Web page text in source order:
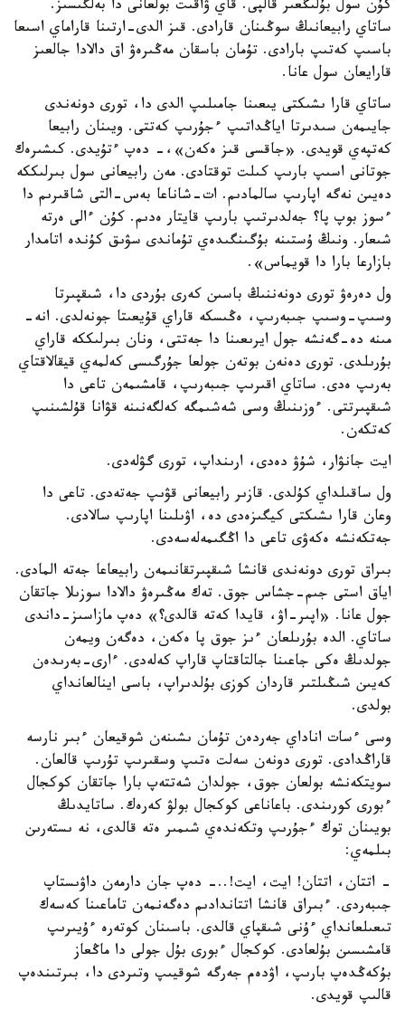
كۇن سول بۇلىڭعىر قالپى. قاي ۋاقىت بولعانى دا بەلگىسىز.
ساتاي رابيعانىڭ سوڭىنان قارادى. قىز الدى-ارتىنا قاراماي اسىعا
باسىپ كەتىپ بارادى. تۇمان باسقان مەڭىرەۋ اق دالادا جالعىز
قارايعان سول عانا.
ساتاي قارا ىشىكتى يىعىنا جامىلىپ الدى دا، تورى دونەندى
جايىمەن سىدىرتا اياڭداتىپ ءجۇرىپ كەتتى. ويىنان رابيعا
كەتپەي قويدى. «جاقسى قىز ەكەن»،- دەپ ءتۇيدى. كىشىرەك
جوتانى اسىپ بارىپ كىلت توقتادى. مەن رابيعانى سول بىرلىككە
دەيىن نەگە اپارىپ سالمادىم. ات-شاناعا بەس-التى شاقىرىم دا
ءسوز بوپ پا؟ جەلدىرتىپ بارىپ قايتار ەدىم. كۇن ءالى ەرتە
شىعار. ونىڭ ۇستىنە بۇگىنگىدەي تۇماندى سۋىق كۇندە اتامدار
بازارعا بارا دا قويماس».
ول دەرەۋ تورى دونەننىڭ باسىن كەرى بۇردى دا، شىقپىرتا
وسىپ-وسىپ جىبەرىپ، ەڭىسكە قاراي قۇيعىتا جونەلدى. انە-
مىنە دە-گەنشە جول ايرىعىنا دا جەتتى، ونان بىرلىككە قاراي
بۇرىلدى. تورى دەنەن بوتەن جولعا جۇرگىسى كەلمەي قيقالاقتاي
بەرىپ ەدى. ساتاي اقىرىپ جىبەرىپ، قامشىمەن تاعى دا
شىقپىرتتى. ءوزىنىڭ وسى شەشىمگە كەلگەنىنە قۋانا قۇلشىنىپ
كەتكەن.
ايت جانۋار، شۇۋ دەدى، ارىنداپ، تورى گۋلەدى.
ول ساقىلداي كۇلدى. قازىر رابيعانى قۋىپ جەتەدى. تاعى دا
وعان قارا ىشىكتى كيگىزەدى دە، اۋىلىنا اپارىپ سالادى.
جەتكەنشە ەكەۋى تاعى دا اڭگىمەلەسەدى.
بىراق تورى دونەندى قانشا شىقپىرتقانىمەن رابيعاعا جەتە المادى.
اياق استى جىم-جشاس جوق. تەك مەڭىرەۋ دالادا سوزىلا جاتقان
جول عانا. «اپىر-اۋ، قايدا كەتە قالدى؟» دەپ مازاسىز-داندى
ساتاي. الدە بۇرىلعان ءىز جوق پا ەكەن، دەگەن ويمەن
جولدىڭ ەكى جاعىنا جالتاقتاپ قاراپ كەلەدى. ءارى-بەرىدەن
كەيىن شىڭىلتىر قاردان كوزى بۇلدىراپ، باسى اينالعانداي
بولدى.
وسى ءسات اناداي جەردەن تۇمان ىشىنەن شوقيعان ءبىر نارسە
قاراڭدادى. تورى دونەن سەلت ەتىپ وسقىرىپ تۇرىپ قالعان.
سويتكەنشە بولعان جوق، جولدان شەتتەپ بارا جاتقان كوكجال
ءبورى كورىندى. باعاناعى كوكجال بولۋ كەرەك. ساتايدىڭ
بويىنان توك ءجۇرىپ وتكەندەي شىمىر ەتە قالدى، نە ىستەرىن
بىلمەي:
- اتتان، اتتان! ايت، ايت!..- دەپ جان دارمەن داۋىستاپ
جىبەردى. ءبىراق قانشا اتتاندادىم دەگەنمەن تاماعىنا كەسەك
تىعىلعانداي ءۇنى شىقپاي قالدى. باسىنان كوتەرە ءۇيىرىپ
قامشىسىن بۇلعادى. كوكجال ءبورى بۇل جولى دا ماڭعاز
بۇكەڭدەپ بارىپ، اۋدەم جەرگە شوقيىپ وتىردى دا، بىرتىندەپ
قالىپ قويدى.